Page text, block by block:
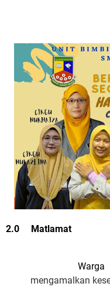
2.0 Matlamat
mengamalkan